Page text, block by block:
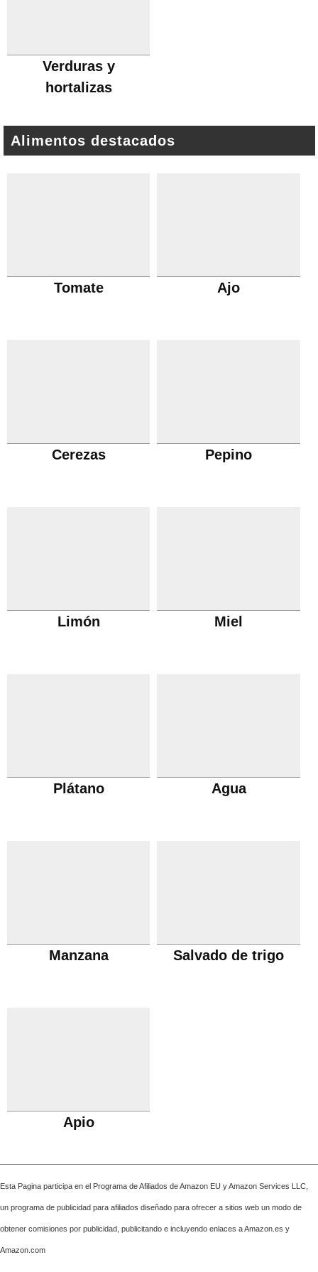
Verduras y
hortalizas
Alimentos destacados
Tomate Ajo
Cerezas Pepino
Limón Miel
Plátano Agua
Manzana Salvado de trigo
Apio
Esta Pagina participa en el Programa de Afiliados de Amazon EU y Amazon Services LLC,
un programa de publicidad para afiliados diseñado para ofrecer a sitios web un modo de
obtener comisiones por publicidad, publicitando e incluyendo enlaces a Amazon.es y
Amazon.com